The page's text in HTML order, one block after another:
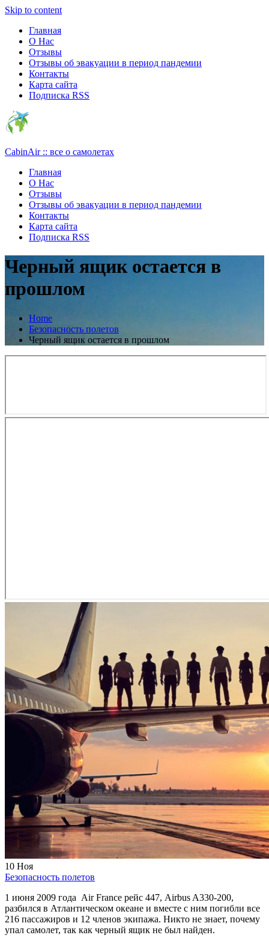
Skip to content
Главная
О Нас
Отзывы
Отзывы об эвакуации в период пандемии
Контакты
Карта сайта
Подписка RSS
CabinAir :: все о самолетах
Главная
О Нас
Отзывы
Отзывы об эвакуации в период пандемии
Контакты
Карта сайта
Подписка RSS
Черный ящик остается в
прошлом
Home
Безопасность полетов
Черный ящик остается в прошлом
10 Ноя
Безопасность полетов
1 июня 2009 года Air France рейс 447, Airbus A330-200,
разбился в Атлантическом океане и вместе с ним погибли все
216 пассажиров и 12 членов экипажа. Никто не знает, почему
упал самолет, так как черный ящик не был найден.